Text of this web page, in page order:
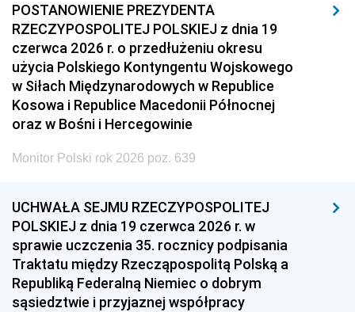
POSTANOWIENIE PREZYDENTA
RZECZYPOSPOLITEJ POLSKIEJ z dnia 19
czerwca 2026 r. o przedłużeniu okresu
użycia Polskiego Kontyngentu Wojskowego
w Siłach Międzynarodowych w Republice
Kosowa i Republice Macedonii Północnej
oraz w Bośni i Hercegowinie
Monitor Polski rok 2026 poz. 639
UCHWAŁA SEJMU RZECZYPOSPOLITEJ
POLSKIEJ z dnia 19 czerwca 2026 r. w
sprawie uczczenia 35. rocznicy podpisania
Traktatu między Rzecząpospolitą Polską a
Republiką Federalną Niemiec o dobrym
sąsiedztwie i przyjaznej współpracy